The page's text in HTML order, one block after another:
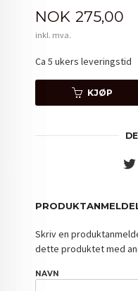
Pris
NOK 275,00
inkl. mva.
Ca 5 ukers leveringstid
KJØP
Skriv en
dette produktet med
NAVN